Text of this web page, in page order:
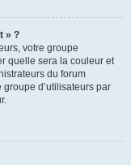
» ?
votre groupe
quelle sera la couleur et
du forum
d’utilisateurs par